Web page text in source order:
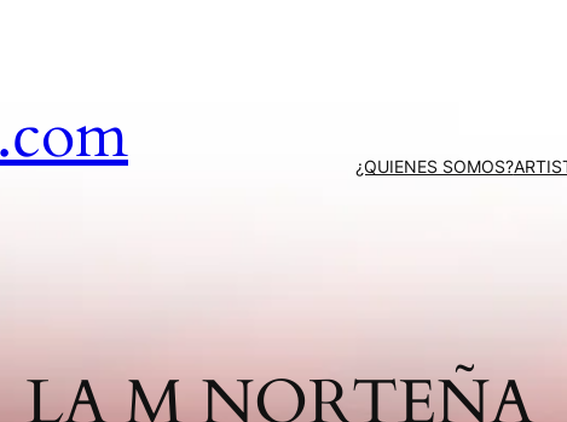
¿QUIENES SOMOS?
LA M NORTEÑA